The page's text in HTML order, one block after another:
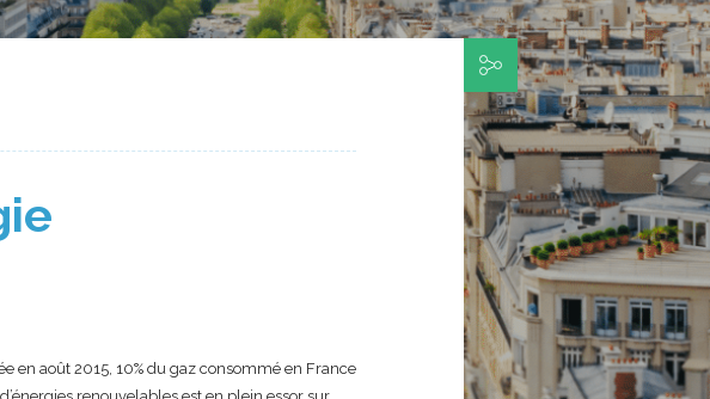
en août 2015, 10% du gaz consommé en France